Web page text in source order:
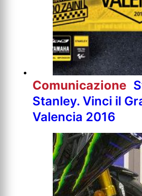
Comunicazione
Stanley. Vinci il
Valencia 2016